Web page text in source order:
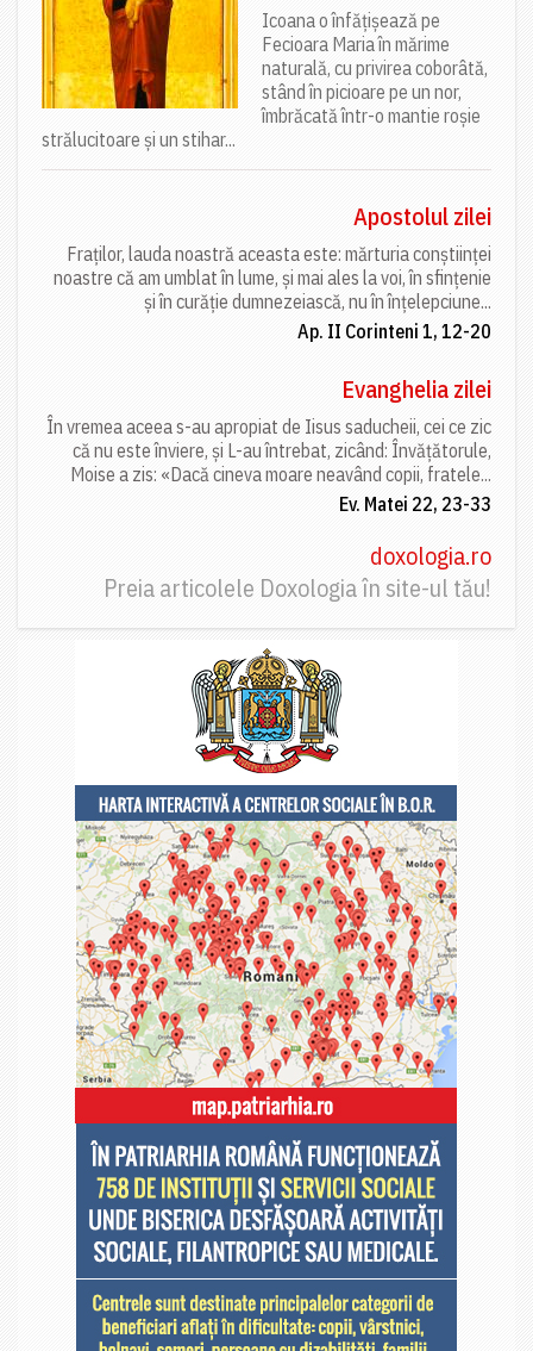
Icoana o înfățișează pe
Fecioara Maria în mărime
naturală, cu privirea coborâtă,
stând în picioare pe un nor,
îmbrăcată într-o mantie roșie
strălucitoare și un stihar...
Apostolul zilei
Fraților, lauda noastră aceasta este: mărturia conștiinței
noastre că am umblat în lume, și mai ales la voi, în sfințenie
și în curăție dumnezeiască, nu în înțelepciune...
Ap. II Corinteni 1, 12-20
Evanghelia zilei
În vremea aceea s-au apropiat de Iisus saducheii, cei ce zic
că nu este înviere, și L-au întrebat, zicând: Învățătorule,
Moise a zis: «Dacă cineva moare neavând copii, fratele...
Ev. Matei 22, 23-33
doxologia.ro
Preia articolele Doxologia în site-ul tău!